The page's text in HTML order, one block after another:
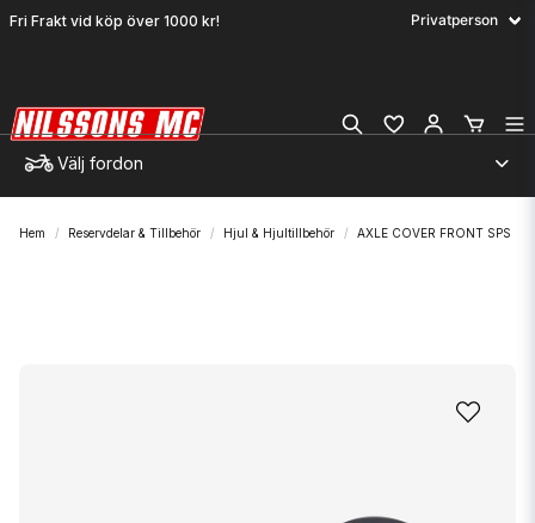
Fri Frakt vid köp över 1000 kr!
Välj fordon
Hem Reservdelar & Tillbehör Hjul & Hjultillbehör AXLE COVER FRONT SPS